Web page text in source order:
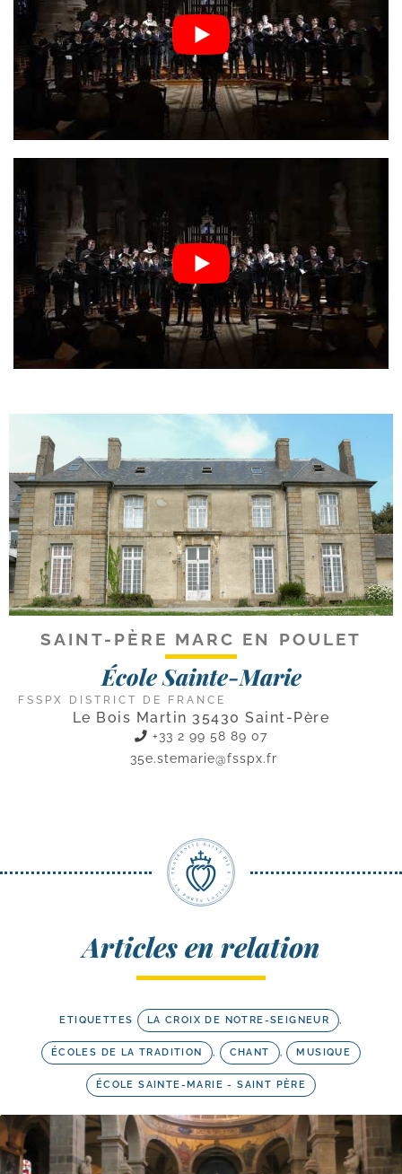
SAINT-PÈRE MARC EN POULET
École Sainte-Marie
FSSPX DISTRICT DE FRANCE
Le Bois Martin 35430 Saint-Père
+33 2 99 58 89 07
35e.stemarie@fsspx.fr
Articles en relation
ETIQUETTES LA CROIX DE NOTRE-SEIGNEUR ,
ÉCOLES DE LA TRADITION , CHANT , MUSIQUE
ÉCOLE SAINTE-MARIE - SAINT PÈRE